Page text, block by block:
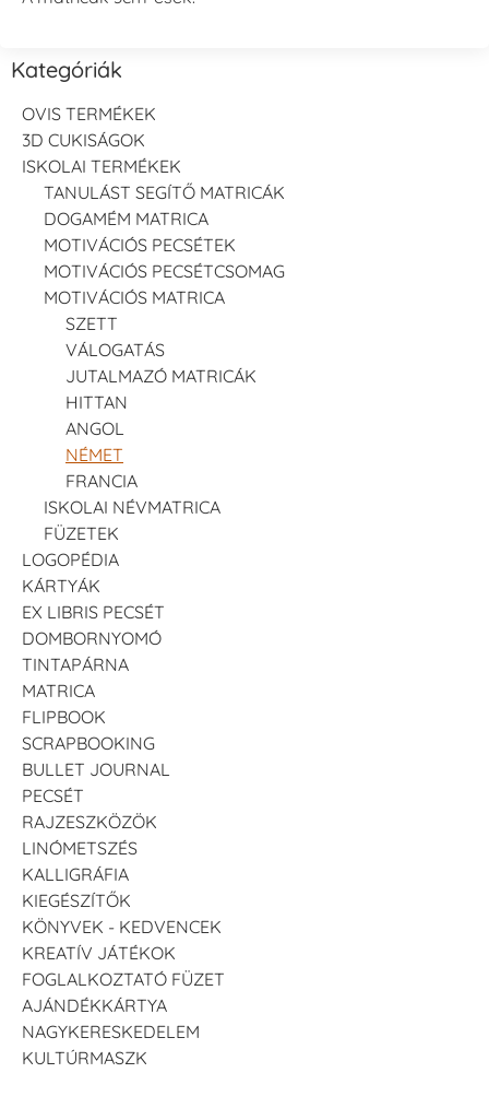
Kategóriák
OVIS TERMÉKEK
3D CUKISÁGOK
ISKOLAI TERMÉKEK
TANULÁST SEGÍTŐ MATRICÁK
DOGAMÉM MATRICA
MOTIVÁCIÓS PECSÉTEK
MOTIVÁCIÓS PECSÉTCSOMAG
MOTIVÁCIÓS MATRICA
SZETT
VÁLOGATÁS
JUTALMAZÓ MATRICÁK
HITTAN
ANGOL
NÉMET
FRANCIA
ISKOLAI NÉVMATRICA
FÜZETEK
LOGOPÉDIA
KÁRTYÁK
EX LIBRIS PECSÉT
DOMBORNYOMÓ
TINTAPÁRNA
MATRICA
FLIPBOOK
SCRAPBOOKING
BULLET JOURNAL
PECSÉT
RAJZESZKÖZÖK
LINÓMETSZÉS
KALLIGRÁFIA
KIEGÉSZÍTŐK
KÖNYVEK - KEDVENCEK
KREATÍV JÁTÉKOK
FOGLALKOZTATÓ FÜZET
AJÁNDÉKKÁRTYA
NAGYKERESKEDELEM
KULTÚRMASZK